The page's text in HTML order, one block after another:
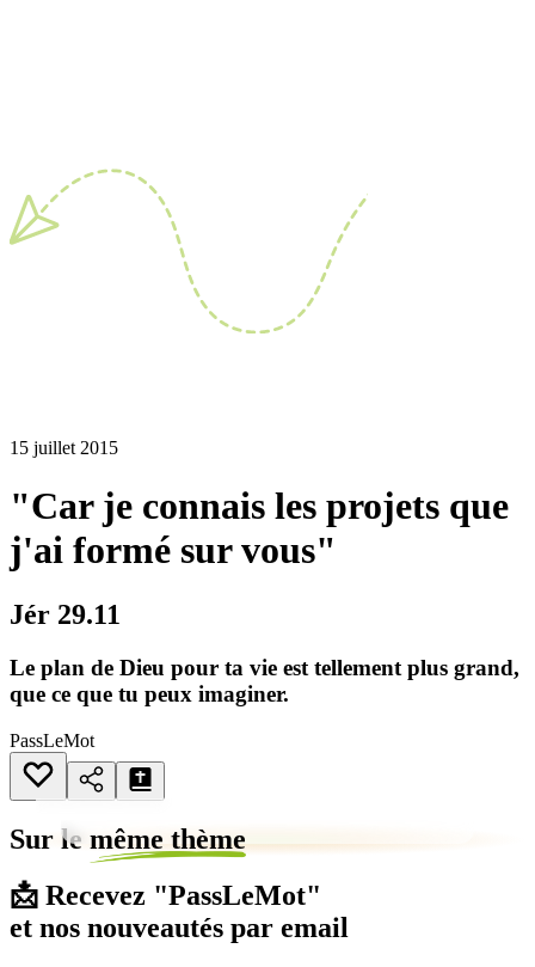
15 juillet 2015
"Car je connais les projets que
j'ai formé sur vous"
Jér 29.11
Le plan de Dieu pour ta vie est tellement plus grand,
que ce que tu peux imaginer.
PassLeMot
Sur le même thème
📩 Recevez "PassLeMot"
et nos nouveautés par email